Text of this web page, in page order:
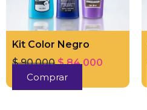
Kit Color Negro
$90.000 $84.000
Comprar